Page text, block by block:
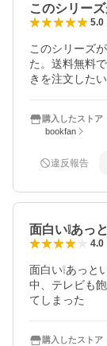
このシリー
5.0
このシリーズ
た。送料無料
きを注文した
購入したストア
bookfan
違反報告
面白い❕あ
4.0
面白い❕あっ
中、テレビも
てしまった
購入したストア